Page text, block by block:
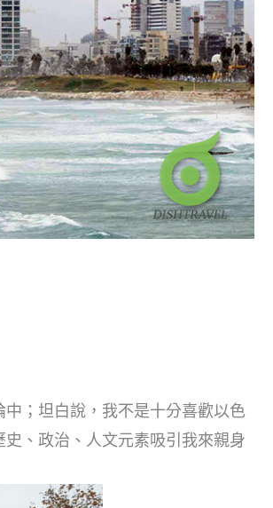
；坦白說，我不是十分喜歡以色
、政治、人文元素吸引我來親身